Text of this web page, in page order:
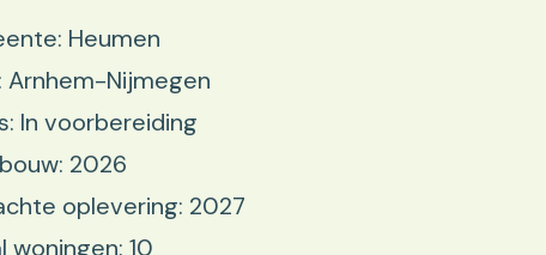
Heumen
Arnhem-Nijmegen
In voorbereiding
2026
oplevering: 2027
woningen: 10